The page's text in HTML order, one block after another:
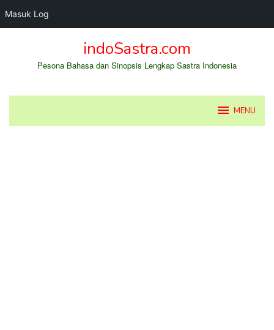
Masuk Log
indoSastra.com
Pesona Bahasa dan Sinopsis Lengkap Sastra Indonesia
MENU